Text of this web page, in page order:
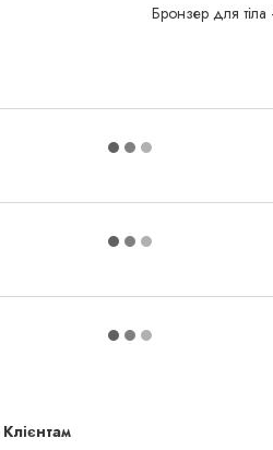
Бронзер для
Клієнтам